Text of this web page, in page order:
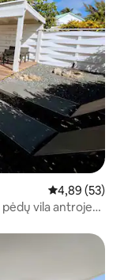
Vidutinis
4,89 (53)
pėdų vila antroje